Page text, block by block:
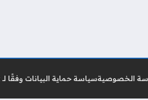
الخصوصيةسياسة حماية البيانات وفقًا لـ GDPR